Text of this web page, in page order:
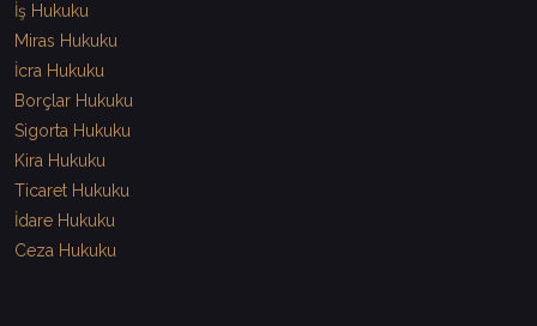
İş Hukuku
Miras Hukuku
İcra Hukuku
Borçlar Hukuku
Sigorta Hukuku
Kira Hukuku
Ticaret Hukuku
İdare Hukuku
Ceza Hukuku